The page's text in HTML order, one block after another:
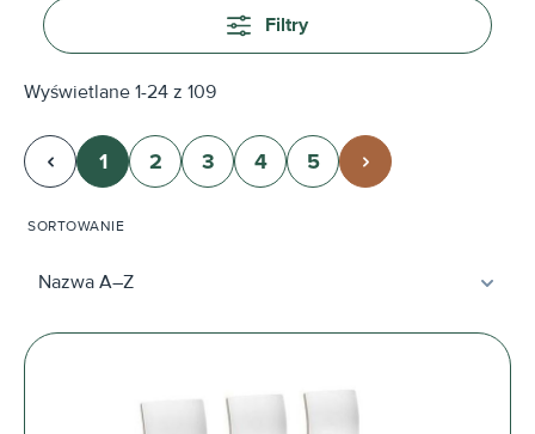
Filtry
Wyświetlane 1-24 z 109
Strona
1 Strona
2 Strona
3 Strona
4 Strona
5
SORTOWANIE